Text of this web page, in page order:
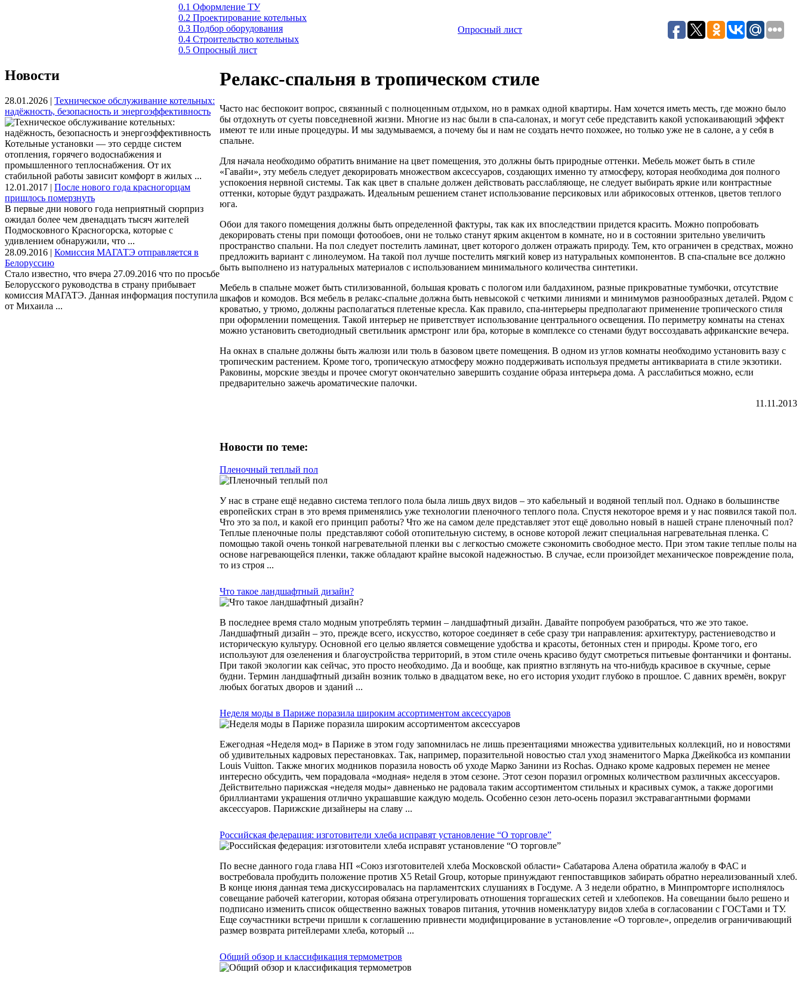
0.1 Оформление ТУ
0.2 Проектирование котельных
0.3 Подбор оборудования
0.4 Строительство котельных
0.5 Опросный лист
Опросный лист
Новости
28.01.2026 | Техническое обслуживание котельных:
надёжность, безопасность и энергоэффективность
Котельные установки — это сердце систем
отопления, горячего водоснабжения и
промышленного теплоснабжения. От их
стабильной работы зависит комфорт в жилых ...
12.01.2017 | После нового года красногорцам
пришлось померзнуть
В первые дни нового года неприятный сюрприз
ожидал более чем двенадцать тысяч жителей
Подмосковного Красногорска, которые с
удивлением обнаружили, что ...
28.09.2016 | Комиссия МАГАТЭ отправляется в
Белоруссию
Стало известно, что вчера 27.09.2016 что по просьбе
Белорусского руководства в страну прибывает
комиссия МАГАТЭ. Данная информация поступила
от Михаила ...
Релакс-спальня в тропическом стиле
Часто нас беспокоит вопрос, связанный с полноценным отдыхом, но в рамках одной квартиры. Нам хочется иметь месть, где можно было
бы отдохнуть от суеты повседневной жизни. Многие из нас были в спа-салонах, и могут себе представить какой успокаивающий эффект
имеют те или иные процедуры. И мы задумываемся, а почему бы и нам не создать нечто похожее, но только уже не в салоне, а у себя в
спальне.
Для начала необходимо обратить внимание на цвет помещения, это должны быть природные оттенки. Мебель может быть в стиле
«Гавайи», эту мебель следует декорировать множеством аксессуаров, создающих именно ту атмосферу, которая необходима доя полного
успокоения нервной системы. Так как цвет в спальне должен действовать расслабляюще, не следует выбирать яркие или контрастные
оттенки, которые будут раздражать. Идеальным решением станет использование персиковых или абрикосовых оттенков, цветов теплого
юга.
Обои для такого помещения должны быть определенной фактуры, так как их впоследствии придется красить. Можно попробовать
декорировать стены при помощи фотообоев, они не только станут ярким акцентом в комнате, но и в состоянии зрительно увеличить
пространство спальни. На пол следует постелить ламинат, цвет которого должен отражать природу. Тем, кто ограничен в средствах, можно
предложить вариант с линолеумом. На такой пол лучше постелить мягкий ковер из натуральных компонентов. В спа-спальне все должно
быть выполнено из натуральных материалов с использованием минимального количества синтетики.
Мебель в спальне может быть стилизованной, большая кровать с пологом или балдахином, разные прикроватные тумбочки, отсутствие
шкафов и комодов. Вся мебель в релакс-спальне должна быть невысокой с четкими линиями и минимумов разнообразных деталей. Рядом с
кроватью, у трюмо, должны располагаться плетеные кресла. Как правило, спа-интерьеры предполагают применение тропического стиля
при оформлении помещения. Такой интерьер не приветствует использование центрального освещения. По периметру комнаты на стенах
можно установить светодиодный светильник армстронг или бра, которые в комплексе со стенами будут воссоздавать африканские вечера.
На окнах в спальне должны быть жалюзи или тюль в базовом цвете помещения. В одном из углов комнаты необходимо установить вазу с
тропическим растением. Кроме того, тропическую атмосферу можно поддерживать используя предметы антиквариата в стиле экзотики.
Раковины, морские звезды и прочее смогут окончательно завершить создание образа интерьера дома. А расслабиться можно, если
предварительно зажечь ароматические палочки.
11.11.2013
Новости по теме:
Пленочный теплый пол
У нас в стране ещё недавно система теплого пола была лишь двух видов – это кабельный и водяной теплый пол. Однако в большинстве
европейских стран в это время применялись уже технологии пленочного теплого пола. Спустя некоторое время и у нас появился такой пол.
Что это за пол, и какой его принцип работы? Что же на самом деле представляет этот ещё довольно новый в нашей стране пленочный пол?
Теплые пленочные полы представляют собой отопительную систему, в основе которой лежит специальная нагревательная пленка. С
помощью такой очень тонкой нагревательной пленки вы с легкостью сможете сэкономить свободное место. При этом такие теплые полы на
основе нагревающейся пленки, также обладают крайне высокой надежностью. В случае, если произойдет механическое повреждение пола,
то из строя ...
Что такое ландшафтный дизайн?
В последнее время стало модным употреблять термин – ландшафтный дизайн. Давайте попробуем разобраться, что же это такое.
Ландшафтный дизайн – это, прежде всего, искусство, которое соединяет в себе сразу три направления: архитектуру, растениеводство и
историческую культуру. Основной его целью является совмещение удобства и красоты, бетонных стен и природы. Кроме того, его
используют для озеленения и благоустройства территорий, в этом стиле очень красиво будут смотреться питьевые фонтанчики и фонтаны.
При такой экологии как сейчас, это просто необходимо. Да и вообще, как приятно взглянуть на что-нибудь красивое в скучные, серые
будни. Термин ландшафтный дизайн возник только в двадцатом веке, но его история уходит глубоко в прошлое. С давних времён, вокруг
любых богатых дворов и зданий ...
Неделя моды в Париже поразила широким ассортиментом аксессуаров
Ежегодная «Неделя мод» в Париже в этом году запомнилась не лишь презентациями множества удивительных коллекций, но и новостями
об удивительных кадровых перестановках. Так, например, поразительной новостью стал уход знаменитого Марка Джейкобса из компании
Louis Vuitton. Также многих модников поразила новость об уходе Марко Занини из Rochas. Однако кроме кадровых перемен не менее
интересно обсудить, чем порадовала «модная» неделя в этом сезоне. Этот сезон поразил огромных количеством различных аксессуаров.
Действительно парижская «неделя моды» давненько не радовала таким ассортиментом стильных и красивых сумок, а также дорогими
бриллиантами украшения отлично украшавшие каждую модель. Особенно сезон лето-осень поразил экстравагантными формами
аксессуаров. Парижские дизайнеры на славу ...
Российская федерация: изготовители хлеба исправят установление “О торговле”
По весне данного года глава НП «Союз изготовителей хлеба Московской области» Сабатарова Алена обратила жалобу в ФАС и
востребовала пробудить положение против X5 Retail Group, которые принуждают генпоставщиков забирать обратно нереализованный хлеб.
В конце июня данная тема дискуссировалась на парламентских слушаниях в Госдуме. А 3 недели обратно, в Минпромторге исполнялось
совещание рабочей категории, которая обязана отрегулировать отношения торгашеских сетей и хлебопеков. На совещании было решено и
подписано изменить список общественно важных товаров питания, уточнив номенклатуру видов хлеба в согласовании с ГОСТами и ТУ.
Еще соучастники встречи пришли к соглашению привнести модифицирование в установление «О торговле», определив ограничивающий
размер возврата ритейлерами хлеба, который ...
Общий обзор и классификация термометров